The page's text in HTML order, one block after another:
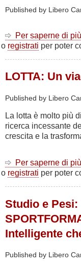
Published by Libero
Per saperne di
o registrati per poter
LOTTA: Un
Published by Libero
La lotta è molto più
ricerca incessante
crescita e la
Per saperne di
o registrati per poter
Studio e
Intelligente
Published by Libero